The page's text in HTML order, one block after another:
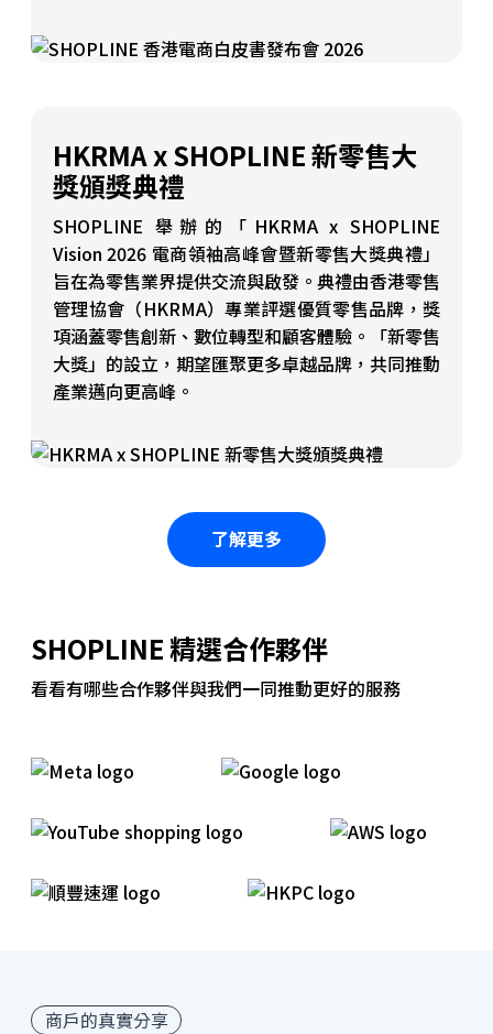
HKRMA x SHOPLINE 新零售大
獎頒獎典禮
SHOPLINE 舉辦的「HKRMA x SHOPLINE
Vision 2026 電商領袖高峰會暨新零售大獎典禮」
旨在為零售業界提供交流與啟發。典禮由香港零售
管理協會（HKRMA）專業評選優質零售品牌，獎
項涵蓋零售創新、數位轉型和顧客體驗。「新零售
大獎」的設立，期望匯聚更多卓越品牌，共同推動
產業邁向更高峰。
了解更多
SHOPLINE 精選合作夥伴
看看有哪些合作夥伴與我們一同推動更好的服務
商戶的真實分享